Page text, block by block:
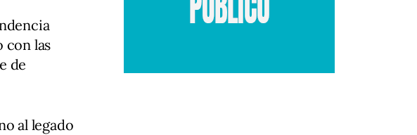
con las
de
al legado